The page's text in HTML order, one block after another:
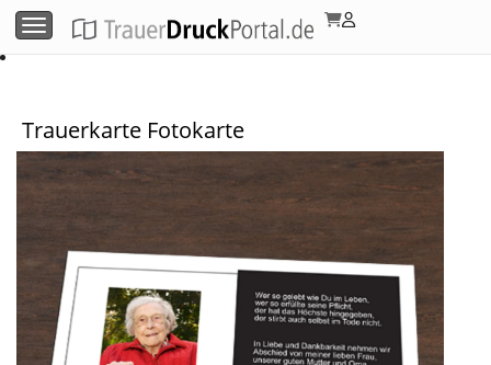
Menü umschalten
Trauerkarte Fotokarte